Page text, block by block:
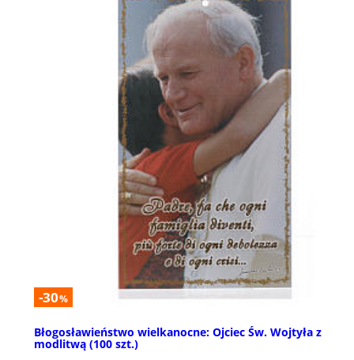
-30%
Błogosławieństwo wielkanocne: Ojciec Św. Wojtyła z
modlitwą (100 szt.)